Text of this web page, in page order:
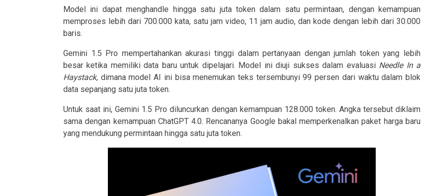
Model ini dapat menghandle hingga satu juta token dalam satu permintaan, dengan kemampuan
memproses lebih dari 700.000 kata, satu jam video, 11 jam audio, dan kode dengan lebih dari 30.000
baris.
Gemini 1.5 Pro mempertahankan akurasi tinggi dalam pertanyaan dengan jumlah token yang lebih
besar ketika memiliki data baru untuk dipelajari. Model ini diuji sukses dalam evaluasi Needle In a
Haystack, dimana model AI ini bisa menemukan teks tersembunyi 99 persen dari waktu dalam blok
data sepanjang satu juta token.
Untuk saat ini, Gemini 1.5 Pro diluncurkan dengan kemampuan 128.000 token. Angka tersebut diklaim
sama dengan kemampuan ChatGPT 4.0. Rencananya Google bakal memperkenalkan paket harga baru
yang mendukung permintaan hingga satu juta token.